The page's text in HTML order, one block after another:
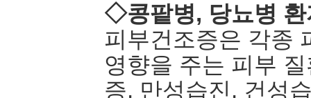
◇콩팥병, 당뇨병 환
피부건조증은 각종
영향을 주는 피부
증, 만성습진, 건성